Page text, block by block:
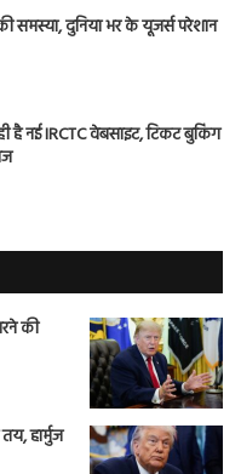
दुनिया भर के यूजर्स परेशान
है नई IRCTC वेबसाइट, टिकट बुकिंग
की
हार्मुज